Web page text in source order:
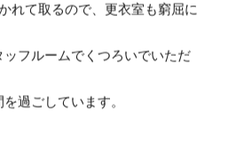
れて取るので、更衣室も窮屈に
フルームでくつろいでいただ
過ごしています。